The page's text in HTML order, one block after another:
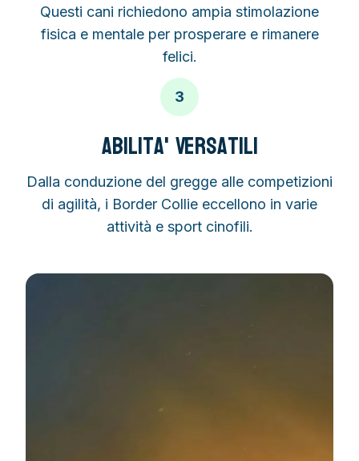
Questi cani richiedono ampia stimolazione
fisica e mentale per prosperare e rimanere
felici.
3
Abilita' Versatili
Dalla conduzione del gregge alle competizioni
di agilità, i Border Collie eccellono in varie
attività e sport cinofili.